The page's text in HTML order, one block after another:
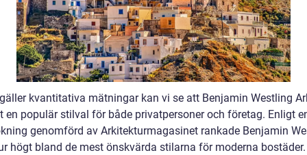
kvantitativa mätningar kan vi se att Benjamin Westling
en populär stilval för både privatpersoner och företag. Enligt
genomförd av Arkitekturmagasinet rankade Benjamin
högt bland de mest önskvärda stilarna för moderna